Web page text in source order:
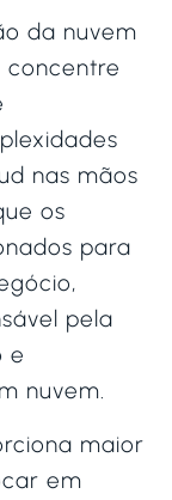
da nuvem
concentre
nas mãos
os
para
pela
e
nuvem.
maior
em